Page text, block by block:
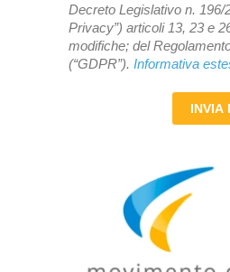
Decreto Legislativo n. 196/
Privacy”) articoli 13, 23 e
modifiche; del
(“GDPR”). Informativa
INVIA